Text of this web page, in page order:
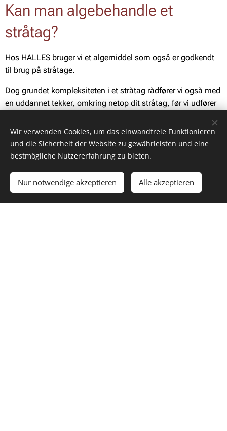
Kan man algebehandle et
stråtag?
Hos HALLES bruger vi et algemiddel som også er godkendt
til brug på stråtage.
Dog grundet kompleksiteten i et stråtag rådfører vi også med
en uddannet tekker, omkring netop dit stråtag, før vi udfører
Interesseret i et
Wir verwenden Cookies, um das einwandfreie Funktionieren
und die Sicherheit der Website zu gewährleisten und eine
bestmögliche Nutzererfahrung zu bieten.
Nur notwendige akzeptieren Alle akzeptieren